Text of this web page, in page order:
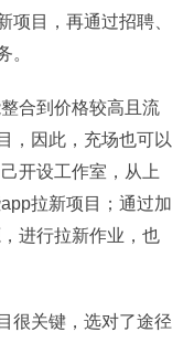
项目，再通过招聘、
。
合到价格较高且流
，因此，充场也可以
开设工作室，从上
拉新项目；通过加
进行拉新作业，也
很关键，选对了途径